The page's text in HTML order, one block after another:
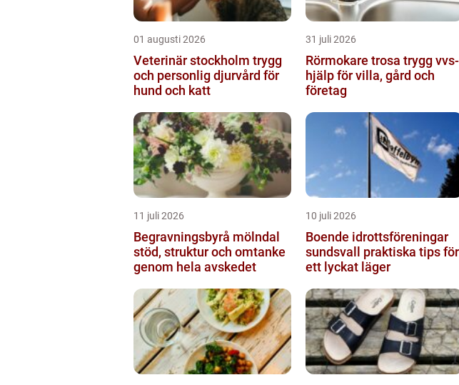
01 augusti 2026
Veterinär stockholm trygg
och personlig djurvård för
hund och katt
31 juli 2026
Rörmokare trosa trygg vvs-
hjälp för villa, gård och
företag
11 juli 2026
Begravningsbyrå mölndal
stöd, struktur och omtanke
genom hela avskedet
10 juli 2026
Boende idrottsföreningar
sundsvall praktiska tips för
ett lyckat läger